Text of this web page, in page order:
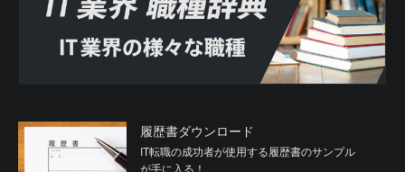
履歴書ダウンロード
IT転職の成功者が使用する履歴書のサンプル